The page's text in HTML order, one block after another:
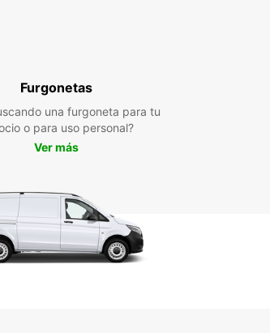
podrás explorar los
a tu propio ritmo. Visita el
de Christiansborg, la
de la libertad de
todas sus maravillas.
la ciudad de Hans Christian
inolvidable con la
solo Europcar puede
Furgonetas
una furgoneta para tu
o para uso personal?
Ver más